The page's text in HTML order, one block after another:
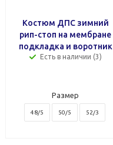
Костюм ДПС зимний
рип-стоп на мембране
подкладка и воротник
Есть в наличии (3)
Размер
48/5 50/5 52/3